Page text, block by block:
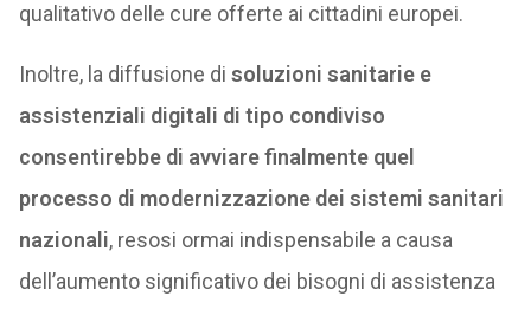
qualitativo delle cure offerte ai cittadini europei.
Inoltre, la diffusione di soluzioni sanitarie e
assistenziali digitali di tipo condiviso
consentirebbe di avviare finalmente quel
processo di modernizzazione dei sistemi sanitari
nazionali, resosi ormai indispensabile a causa
dell’aumento significativo dei bisogni di assistenza